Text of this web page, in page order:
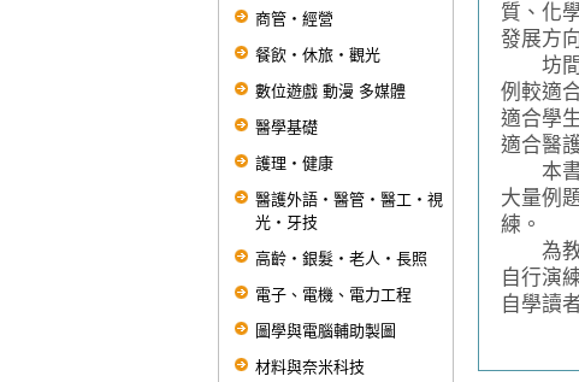
商管‧經營
餐飲‧休旅‧觀光
數位遊戲 動漫 多媒體
醫學基礎
護理‧健康
醫護外語‧醫管‧醫工‧視
光‧牙技
高齡‧銀髮‧老人‧長照
電子、電機、電力工程
圖學與電腦輔助製圖
材料與奈米科技
質、化
發展方
坊間
例較適
適合學
適合醫
本書
大量例
練。
為教
自行演
自學讀